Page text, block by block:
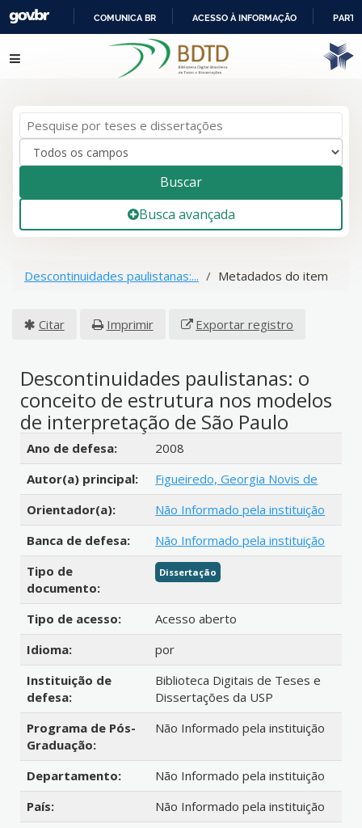
IR
PARA
COMUNICA BR ACESSO À INFORMAÇÃO
Pular para o conteúdo
Buscar
Busca avançada
Descontinuidades paulistanas:... Metadados do item
Citar Imprimir Exportar registro
Descontinuidades paulistanas: o
conceito de estrutura nos modelos
de interpretação de São Paulo
Detalhes bibliográficos
Ano de defesa:
2008
Autor(a) principal:
Figueiredo, Georgia Novis de
Orientador(a):
Não Informado pela instituição
Banca de defesa:
Não Informado pela instituição
Tipo de
documento:
Dissertação
Tipo de acesso:
Acesso aberto
Idioma:
por
Instituição de
defesa:
Biblioteca Digitais de Teses e
Dissertações da USP
Programa de Pós-
Graduação:
Não Informado pela instituição
Departamento:
Não Informado pela instituição
País:
Não Informado pela instituição